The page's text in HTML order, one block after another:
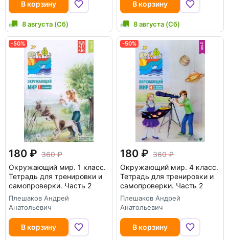
В корзину
8 августа (Сб)
В корзину
8 августа (Сб)
-50%
180
360
Окружающий мир. 1 класс.
Тетрадь для тренировки и
самопроверки. Часть 2
Плешаков Андрей
Анатольевич
В корзину
-50%
180
360
Окружающий мир. 4 класс.
Тетрадь для тренировки и
самопроверки. Часть 2
Плешаков Андрей
Анатольевич
В корзину